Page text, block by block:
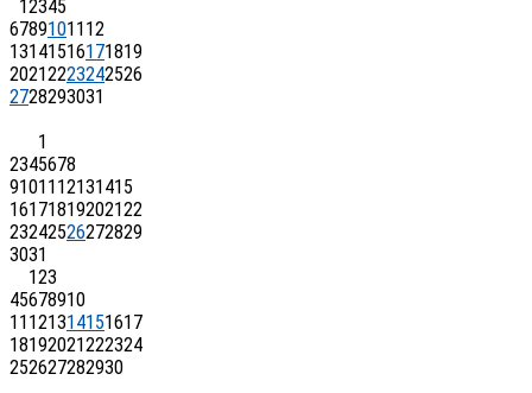
12345
67891011 12
13141516171819
20212223242526
2728293031
1
2345678
91011 12131415
16171819202122
23242526272829
3031
123
45678910
11 121314151617
18192021222324
252627282930